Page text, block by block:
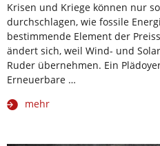
Krisen und Kriege können nur
durchschlagen, wie fossile
bestimmende Element der
ändert sich, weil Wind- und
Ruder übernehmen. Ein
Erneuerbare …
mehr